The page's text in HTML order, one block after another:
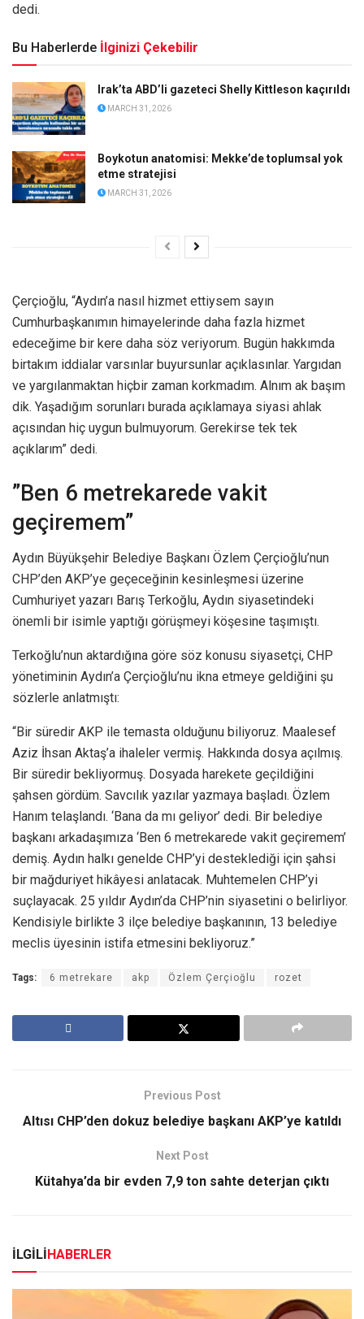
dedi.
Bu Haberlerde İlginizi Çekebilir
Irak’ta ABD’li gazeteci Shelly Kittleson kaçırıldı
MARCH 31, 2026
Boykotun anatomisi: Mekke’de toplumsal yok
etme stratejisi
MARCH 31, 2026
Çerçioğlu, “Aydın’a nasıl hizmet ettiysem sayın
Cumhurbaşkanımın himayelerinde daha fazla hizmet
edeceğime bir kere daha söz veriyorum. Bugün hakkımda
birtakım iddialar varsınlar buyursunlar açıklasınlar. Yargıdan
ve yargılanmaktan hiçbir zaman korkmadım. Alnım ak başım
dik. Yaşadığım sorunları burada açıklamaya siyasi ahlak
açısından hiç uygun bulmuyorum. Gerekirse tek tek
açıklarım” dedi.
”Ben 6 metrekarede vakit
geçiremem”
Aydın Büyükşehir Belediye Başkanı Özlem Çerçioğlu’nun
CHP’den AKP’ye geçeceğinin kesinleşmesi üzerine
Cumhuriyet yazarı Barış Terkoğlu, Aydın siyasetindeki
önemli bir isimle yaptığı görüşmeyi köşesine taşımıştı.
Terkoğlu’nun aktardığına göre söz konusu siyasetçi, CHP
yönetiminin Aydın’a Çerçioğlu’nu ikna etmeye geldiğini şu
sözlerle anlatmıştı:
“Bir süredir AKP ile temasta olduğunu biliyoruz. Maalesef
Aziz İhsan Aktaş’a ihaleler vermiş. Hakkında dosya açılmış.
Bir süredir bekliyormuş. Dosyada harekete geçildiğini
şahsen gördüm. Savcılık yazılar yazmaya başladı. Özlem
Hanım telaşlandı. ‘Bana da mı geliyor’ dedi. Bir belediye
başkanı arkadaşımıza ‘Ben 6 metrekarede vakit geçiremem’
demiş. Aydın halkı genelde CHP’yi desteklediği için şahsi
bir mağduriyet hikâyesi anlatacak. Muhtemelen CHP’yi
suçlayacak. 25 yıldır Aydın’da CHP’nin siyasetini o belirliyor.
Kendisiyle birlikte 3 ilçe belediye başkanının, 13 belediye
meclis üyesinin istifa etmesini bekliyoruz.”
Tags: 6 metrekare akp Özlem Çerçioğlu rozet
Previous Post
Altısı CHP’den dokuz belediye başkanı AKP’ye katıldı
Next Post
Kütahya’da bir evden 7,9 ton sahte deterjan çıktı
İLGİLİ HABERLER